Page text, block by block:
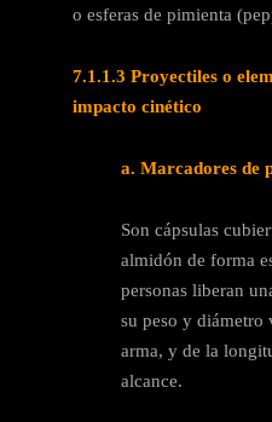
o esferas de pimienta
7.1.1.3 Proyectiles o
impacto cinético
a. Marcadores de
Son cápsulas
almidón de forma
personas liberan
su peso y diámetro
arma, y de la
alcance.